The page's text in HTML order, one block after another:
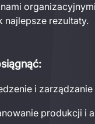
organizacyjnymi
najlepsze rezultaty.
:
i
produkcji i